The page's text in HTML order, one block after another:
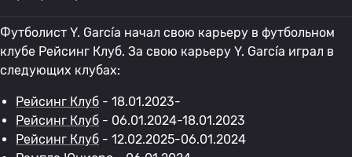
Футболист Y. García начал свою карьеру в футбольном
клубе Рейсинг Клуб. За свою карьеру Y. García играл в
следующих клубах:
Рейсинг Клуб - 18.01.2023-
Рейсинг Клуб - 06.01.2024-18.01.2023
Рейсинг Клуб - 12.02.2025-06.01.2024